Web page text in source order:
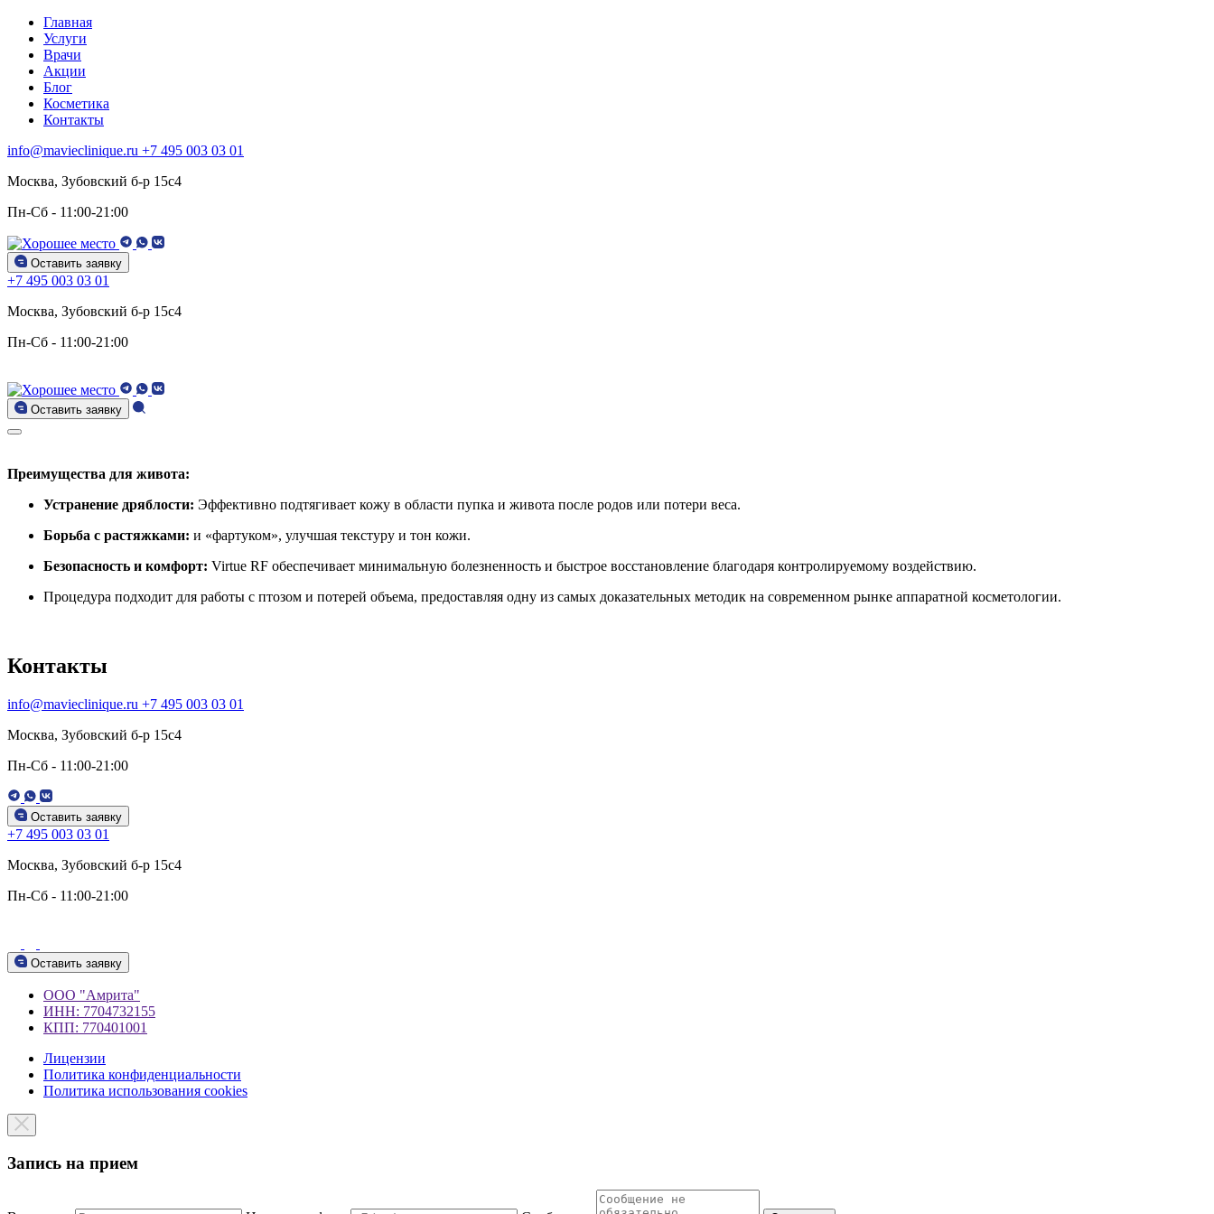
Главная
Услуги
Врачи
Акции
Блог
Косметика
Контакты
info@mavieclinique.ru +7 495 003 03 01
Москва, Зубовский б-р 15c4
Пн-Сб - 11:00-21:00
Оставить заявку
+7 495 003 03 01
Москва, Зубовский б-р 15c4
Пн-Сб - 11:00-21:00
Оставить заявку
Преимущества для живота:
Устранение дряблости: Эффективно подтягивает кожу в области пупка и живота после родов или потери веса.
Борьба с растяжками: и «фартуком», улучшая текстуру и тон кожи.
Безопасность и комфорт: Virtue RF обеспечивает минимальную болезненность и быстрое восстановление благодаря контролируемому воздействию.
Процедура подходит для работы с птозом и потерей объема, предоставляя одну из самых доказательных методик на современном рынке аппаратной косметологии.
Контакты
info@mavieclinique.ru +7 495 003 03 01
Москва, Зубовский б-р 15c4
Пн-Сб - 11:00-21:00
Оставить заявку
+7 495 003 03 01
Москва, Зубовский б-р 15c4
Пн-Сб - 11:00-21:00
Оставить заявку
ООО "Амрита"
ИНН: 7704732155
КПП: 770401001
Лицензии
Политика конфиденциальности
Политика использования cookies
Запись на прием